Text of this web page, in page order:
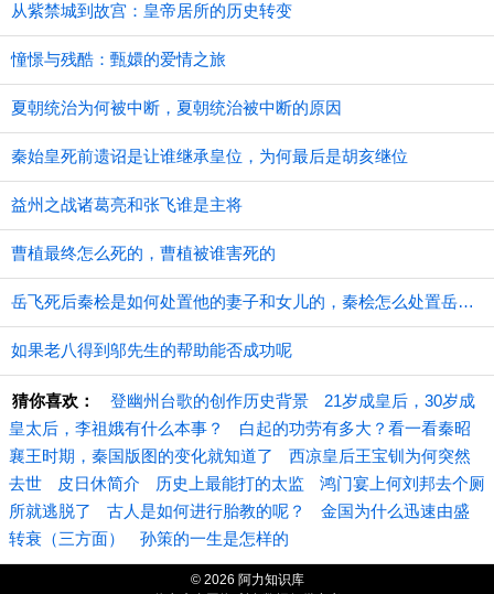
从紫禁城到故宫：皇帝居所的历史转变
憧憬与残酷：甄嬛的爱情之旅
夏朝统治为何被中断，夏朝统治被中断的原因
秦始皇死前遗诏是让谁继承皇位，为何最后是胡亥继位
益州之战诸葛亮和张飞谁是主将
曹植最终怎么死的，曹植被谁害死的
​岳飞死后秦桧是如何处置他的妻子和女儿的，秦桧怎么处置岳飞家人的
如果老八得到邬先生的帮助能否成功呢
猜你喜欢： 登幽州台歌的创作历史背景
21岁成皇后，30岁成
皇太后，李祖娥有什么本事？
白起的功劳有多大？看一看秦昭
襄王时期，秦国版图的变化就知道了
西凉皇后王宝钏为何突然
去世
皮日休简介 历史上最能打的太监
鸿门宴上何刘邦去个厕
所就逃脱了
古人是如何进行胎教的呢？
金国为什么迅速由盛
转衰（三方面）
孙策的一生是怎样的
© 2026 阿力知识库